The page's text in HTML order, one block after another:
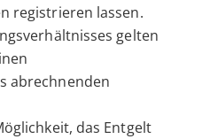
registrieren lassen.
gelten
abrechnenden
das Entgelt